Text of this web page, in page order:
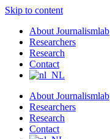
Skip to content
About Journalismlab
Researchers
Research
Contact
About Journalismlab
Researchers
Research
Contact